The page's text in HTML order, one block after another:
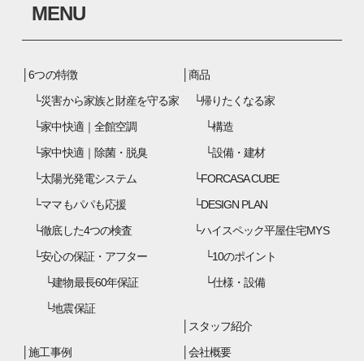
MENU
6つの特徴
災害から家族と財産を守る家
家中快適｜全館空調
家中快適｜除菌・脱臭
太陽光発電システム
ママもパパも応援
徹底した4つの検査
安心の保証・アフター
建物最長60年保証
地震保証
施工事例
商品
帰りたくなる家
構造
設備・建材
FORCASA CUBE
DESIGN PLAN
ハイスペック平屋住宅MYS
10のポイント
仕様・設備
スタッフ紹介
会社概要